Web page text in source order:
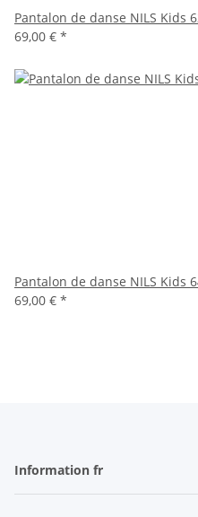
Pantalon de danse NILS Kids
69,00 € *
Pantalon de danse NILS Kids
69,00 € *
Information fr